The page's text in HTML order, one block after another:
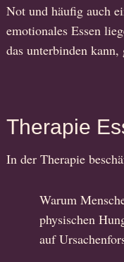
Not und häufig auch
emotionales Essen
das unterbinden
Therapie
In der Therapie
Warum
physischen
auf